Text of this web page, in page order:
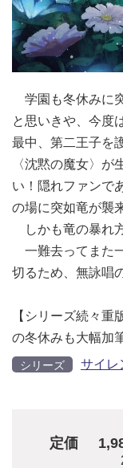
学園も冬休みに
と思いきや、今度
最中、第二王子を
〈沈黙の魔女〉
い！隠れファンで
の場に突如竜が襲
しかも竜の暴れ
一難去ってまた
切るため、無詠唱
【シリーズ続々
の冬休みも大幅加
シリーズ サイレ
定価